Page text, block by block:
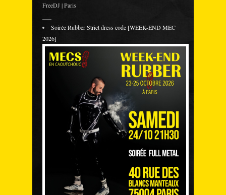
FreeDJ | Paris
Soirée Rubber Strict dress code [WEEK-END MEC
2026]